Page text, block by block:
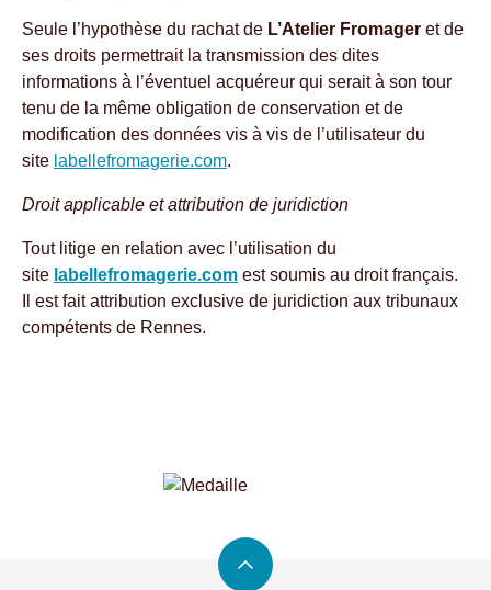
Seule l’hypothèse du rachat de L’Atelier Fromager et de
ses droits permettrait la transmission des dites
informations à l’éventuel acquéreur qui serait à son tour
tenu de la même obligation de conservation et de
modification des données vis à vis de l’utilisateur du
site labellefromagerie.com.
Droit applicable et attribution de juridiction
Tout litige en relation avec l’utilisation du
site labellefromagerie.com est soumis au droit français.
Il est fait attribution exclusive de juridiction aux tribunaux
compétents de Rennes.